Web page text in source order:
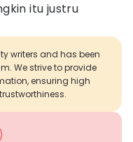
itu justru
writers and has been
We strive to provide
ensuring high